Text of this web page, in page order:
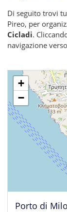
Di seguito trovi
Pireo, per
Cicladi.
navigazione
+
−
Porto di